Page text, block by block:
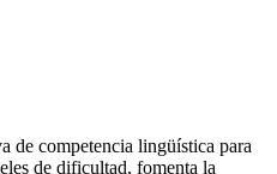
de competencia lingüística para
de dificultad, fomenta la